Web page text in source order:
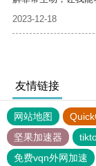
2023-12-18
友情链接
网站地图
坚果加速器
免费vqn外网加速